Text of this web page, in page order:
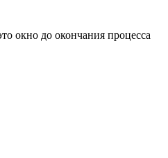
окно до окончания процесса